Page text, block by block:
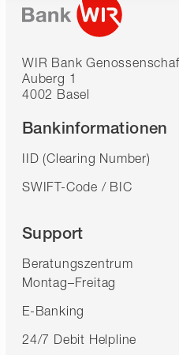
WIR Bank
Auberg 1
4002 Basel
Bankinformationen
IID (Clearing Number)
SWIFT-Code / BIC
Support
Beratungszentrum
Montag–Freitag
E-Banking
24/7 Debit Helpline